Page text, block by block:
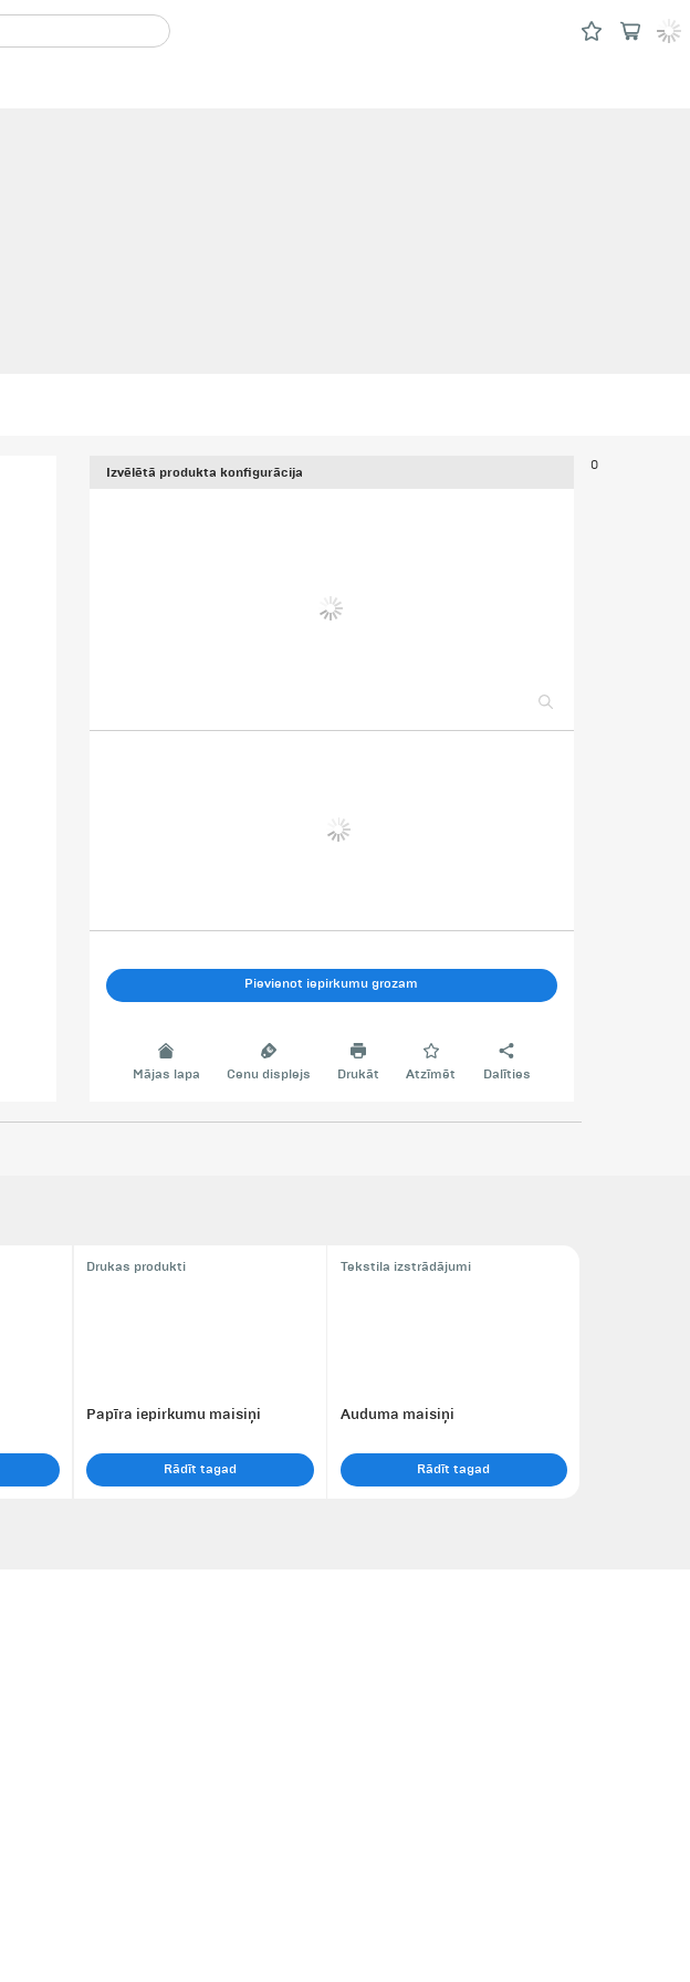
Izvēlētā produkta konfigurācija
Pievienot iepirkumu grozam
Mājas lapa Cenu displejs Drukāt Atzīmēt Dalīties
0
Drukas produkti
Papīra iepirkumu maisiņi
Rādīt tagad
Tekstila izstrādājumi
Auduma maisiņi
Rādīt tagad